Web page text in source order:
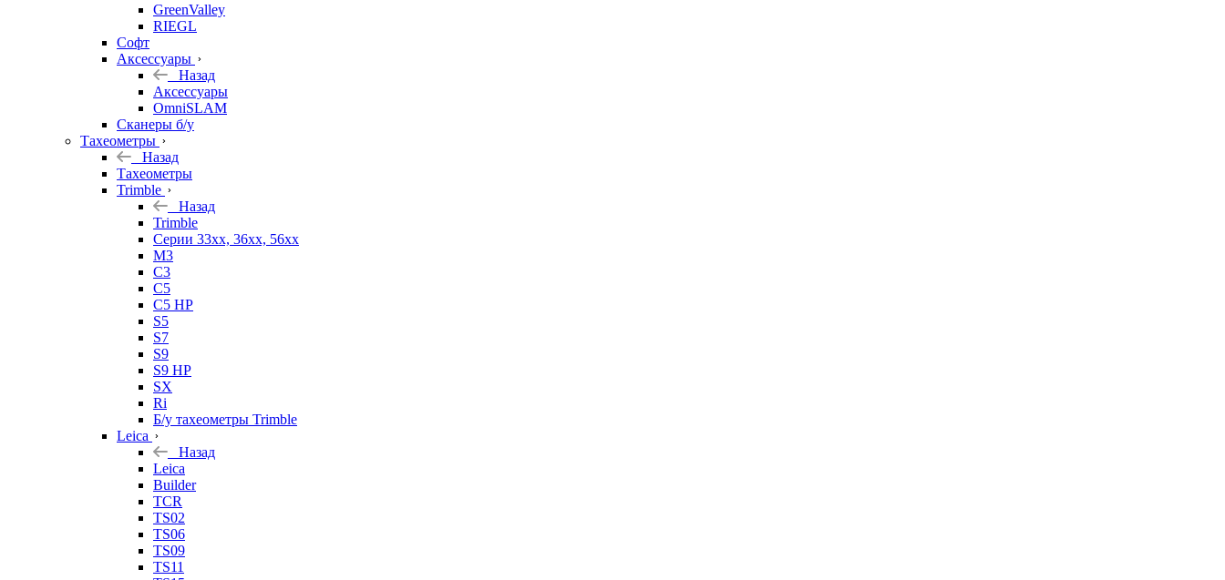
GreenValley
RIEGL
Софт
Аксессуары
Назад
Аксессуары
OmniSLAM
Сканеры б/у
Тахеометры
Назад
Тахеометры
Trimble
Назад
Trimble
Серии 33xx, 36xx, 56xx
M3
C3
C5
C5 HP
S5
S7
S9
S9 HP
SX
Ri
Б/у тахеометры Trimble
Leica
Назад
Leica
Builder
TCR
TS02
TS06
TS09
TS11